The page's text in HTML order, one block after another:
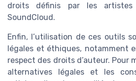
droits définis par les
SoundCloud.
Enfin, l’utilisation de ces outils
légales et éthiques, notamment
respect des droits d’auteur. Pour
alternatives légales et les